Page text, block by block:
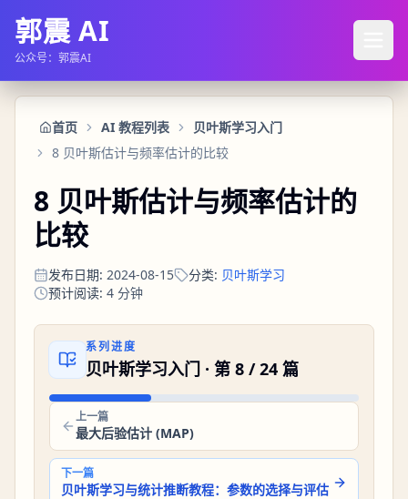
郭震 AI
公众号：郭震AI
首页 AI 教程列表
贝叶斯学习入门
8 贝叶斯估计与频率估计的比较
8 贝叶斯估计与频率估计的
比较
发布日期: 2024-08-15 分类: 贝叶斯学习
预计阅读: 4 分钟
系列进度
贝叶斯学习入门 · 第 8 /24 篇
上一篇
最大后验估计 (MAP)
下一篇
贝叶斯学习与统计推断教程：参数的选择与评估